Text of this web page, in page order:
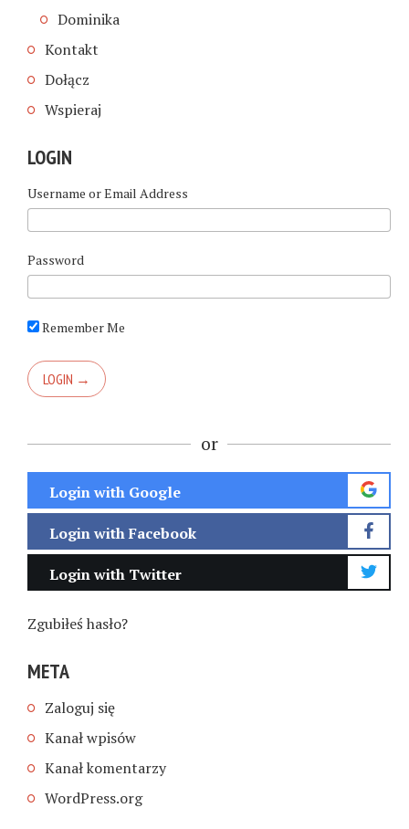
Dominika
Kontakt
Dołącz
Wspieraj
LOGIN
Username or Email Address
Password
Remember Me
or
Login with Google
Login with Facebook
Login with Twitter
Zgubiłeś hasło?
META
Zaloguj się
Kanał wpisów
Kanał komentarzy
WordPress.org